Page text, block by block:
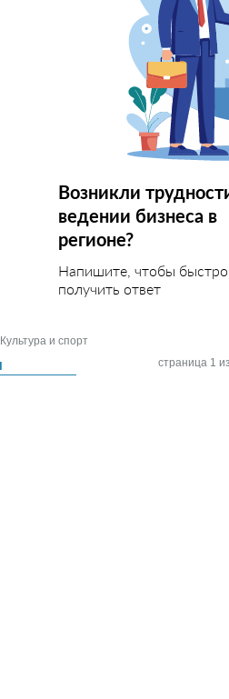
Возникли
ведении бизнеса в
регионе?
Напишите, чтобы быстро
получить ответ
Культура и спорт
страница 1